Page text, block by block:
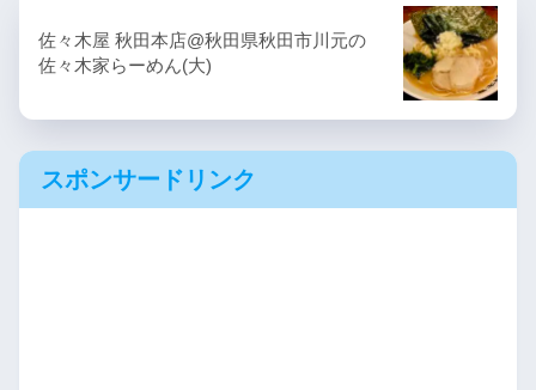
佐々木屋 秋田本店@秋田県秋田市川元の
佐々木家らーめん(大)
スポンサードリンク